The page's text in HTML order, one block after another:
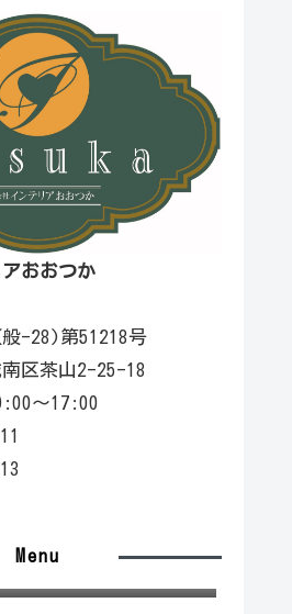
おおつか
-28)第51218号
区茶山2-25-18
〜17:00
Menu